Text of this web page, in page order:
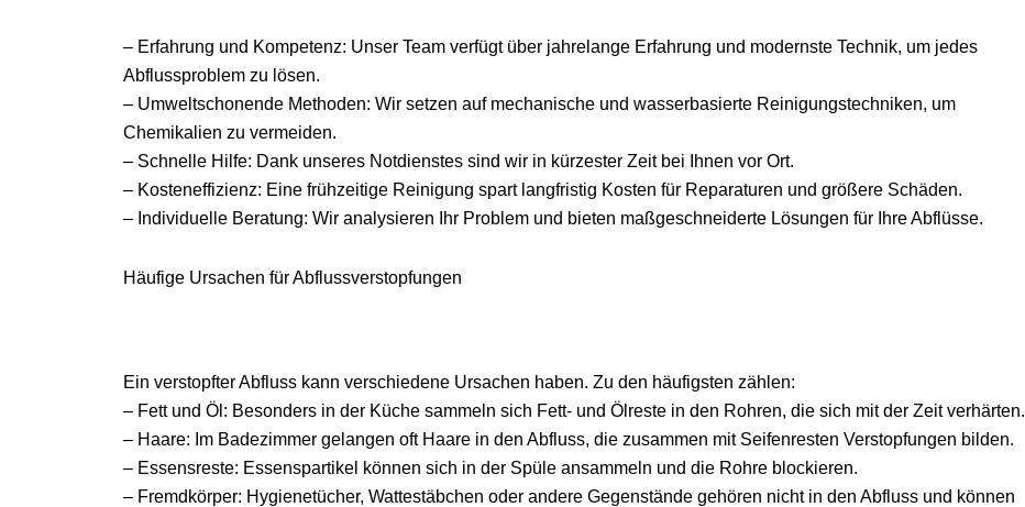
– Erfahrung und Kompetenz: Unser Team verfügt über jahrelange Erfahrung und modernste Technik, um jedes
Abflussproblem zu lösen.
– Umweltschonende Methoden: Wir setzen auf mechanische und wasserbasierte Reinigungstechniken, um
Chemikalien zu vermeiden.
– Schnelle Hilfe: Dank unseres Notdienstes sind wir in kürzester Zeit bei Ihnen vor Ort.
– Kosteneffizienz: Eine frühzeitige Reinigung spart langfristig Kosten für Reparaturen und größere Schäden.
– Individuelle Beratung: Wir analysieren Ihr Problem und bieten maßgeschneiderte Lösungen für Ihre Abflüsse.
Häufige Ursachen für Abflussverstopfungen
Ein verstopfter Abfluss kann verschiedene Ursachen haben. Zu den häufigsten zählen:
– Fett und Öl: Besonders in der Küche sammeln sich Fett- und Ölreste in den Rohren, die sich mit der Zeit verhärten.
– Haare: Im Badezimmer gelangen oft Haare in den Abfluss, die zusammen mit Seifenresten Verstopfungen bilden.
– Essensreste: Essenspartikel können sich in der Spüle ansammeln und die Rohre blockieren.
– Fremdkörper: Hygienetücher, Wattestäbchen oder andere Gegenstände gehören nicht in den Abfluss und können